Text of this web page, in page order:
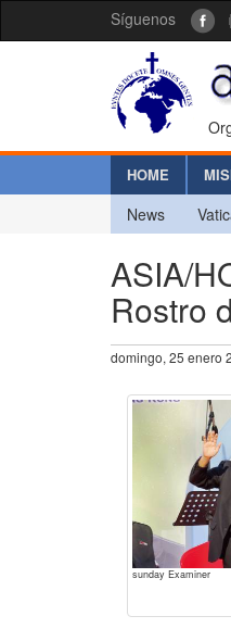
Síguenos
HOME
News
ASIA/
Rostro
domingo, 25 enero
sunday Examiner